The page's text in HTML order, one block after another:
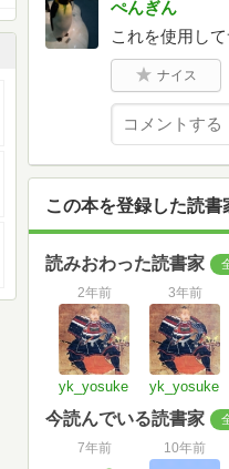
ぺんぎん
これを使用し
ナイス
この本を登録した読書
読みおわった読書家
2年前
yk_yosuke
3年前
yk_yosuke
今読んでいる読書家
7年前 10年前